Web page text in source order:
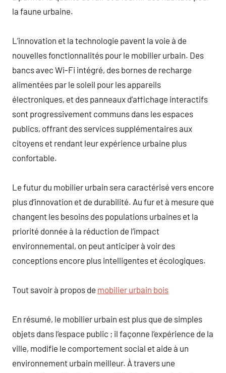
la faune urbaine.
L’innovation et la technologie pavent la voie à de
nouvelles fonctionnalités pour le mobilier urbain. Des
bancs avec Wi-Fi intégré, des bornes de recharge
alimentées par le soleil pour les appareils
électroniques, et des panneaux d’affichage interactifs
sont progressivement communs dans les espaces
publics, offrant des services supplémentaires aux
citoyens et rendant leur expérience urbaine plus
confortable.
Le futur du mobilier urbain sera caractérisé vers encore
plus d’innovation et de durabilité. Au fur et à mesure que
changent les besoins des populations urbaines et la
priorité donnée à la réduction de l’impact
environnemental, on peut anticiper à voir des
conceptions encore plus intelligentes et écologiques.
Tout savoir à propos de mobilier urbain bois
En résumé, le mobilier urbain est plus que de simples
objets dans l’espace public ; il façonne l’expérience de la
ville, modifie le comportement social et aide à un
environnement urbain meilleur. À travers une